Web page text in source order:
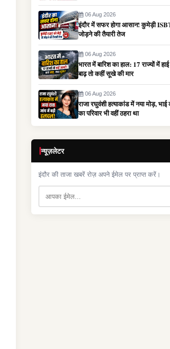
06 Aug 2026
इंदौर में सफर होगा आसान! कुमेड़ी
जोड़ने की तैयारी तेज
06 Aug 2026
भारत में बारिश का हाल: 17 राज्यों में
बाढ़ तो कहीं सूखे की मार
06 Aug 2026
राजा रघुवंशी हत्याकांड में नया मोड़, भाई
का परिवार भी वहीं ठहरा था
न्यूज़लेटर
इंदौर की ताजा खबरें रोज़ अपने ईमेल पर प्राप्त करें।